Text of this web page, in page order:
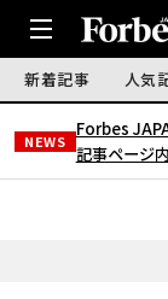
新着記事 人気
NEWS
Forbes
記事ページ